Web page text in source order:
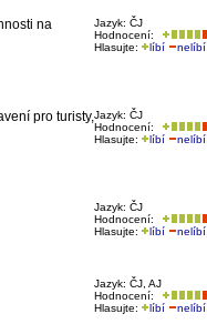
Jazyk: ČJ
Hodnocení:
Hlasujte:
líbí nelíbí
na
Jazyk: ČJ
Hodnocení:
Hlasujte:
líbí nelíbí
pro turisty,
Jazyk: ČJ
Hodnocení:
Hlasujte:
líbí nelíbí
Jazyk: ČJ, AJ
Hodnocení:
Hlasujte:
líbí nelíbí